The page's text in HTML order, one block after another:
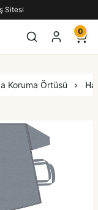
Sitesi
0
Koruma Örtüsü